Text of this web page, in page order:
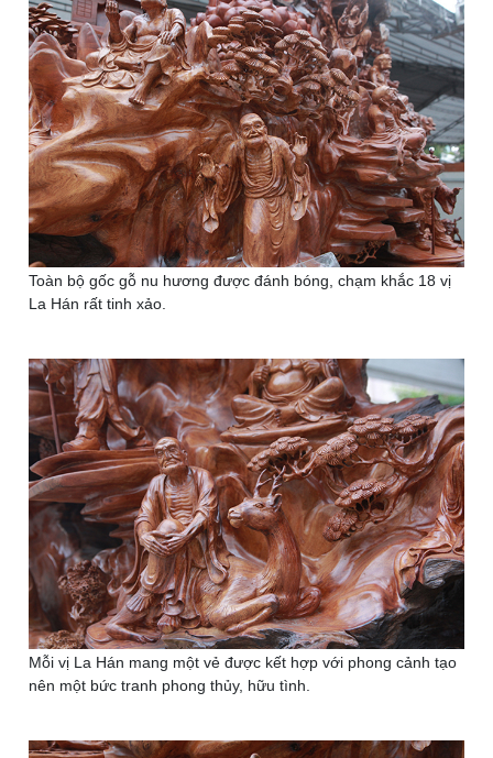
Toàn bộ gốc gỗ nu hương được đánh bóng, chạm khắc 18 vị
La Hán rất tinh xảo.
Mỗi vị La Hán mang một vẻ được kết hợp với phong cảnh tạo
nên một bức tranh phong thủy, hữu tình.